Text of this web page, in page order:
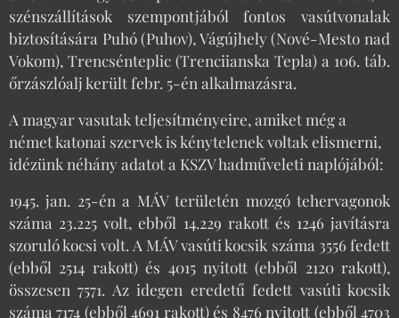
szénszállítások szempontjából fontos vasútvonalak
biztosítására Puhó (Puhov), Vágújhely (Nové-Mesto nad
Vokom), Trencsénteplic (Trenciianska Tepla) a 106. táb.
őrzászlóalj került febr. 5-én alkalmazásra.
A magyar vasutak teljesítményeire, amiket még a
német katonai szervek is kénytelenek voltak elismerni,
idézünk néhány adatot a KSZV hadműveleti naplójából:
1945. jan. 25-én a MÁV területén mozgó tehervagonok
száma 23.225 volt, ebből 14.229 rakott és 1246 javításra
szoruló kocsi volt. A MÁV vasúti kocsik száma 3556 fedett
(ebből 2514 rakott) és 4015 nyitott (ebből 2120 rakott),
összesen 7571. Az idegen eredetű fedett vasúti kocsik
száma 7174 (ebből 4691 rakott) és 8476 nyitott (ebből 4703